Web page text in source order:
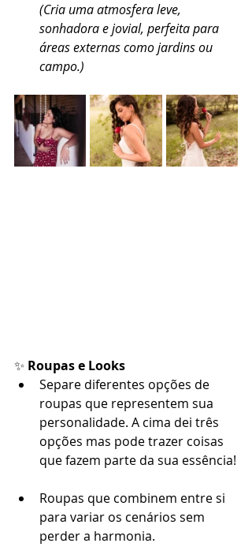
(Cria uma atmosfera leve,
sonhadora e jovial, perfeita para
áreas externas como jardins ou
campo.)
✨ Roupas e Looks
Separe diferentes opções de
roupas que representem sua
personalidade. A cima dei três
opções mas pode trazer coisas
que fazem parte da sua essência!
Roupas que combinem entre si
para variar os cenários sem
perder a harmonia.